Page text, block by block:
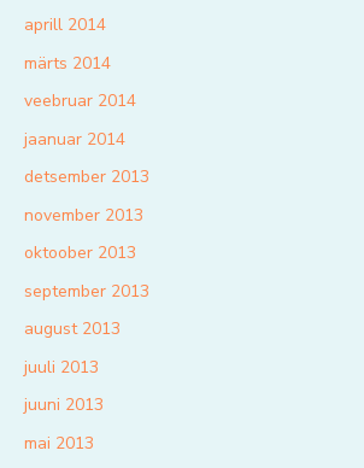
aprill 2014
märts 2014
veebruar 2014
jaanuar 2014
detsember 2013
november 2013
oktoober 2013
september 2013
august 2013
juuli 2013
juuni 2013
mai 2013